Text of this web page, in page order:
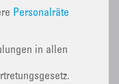
Personalräte
in allen